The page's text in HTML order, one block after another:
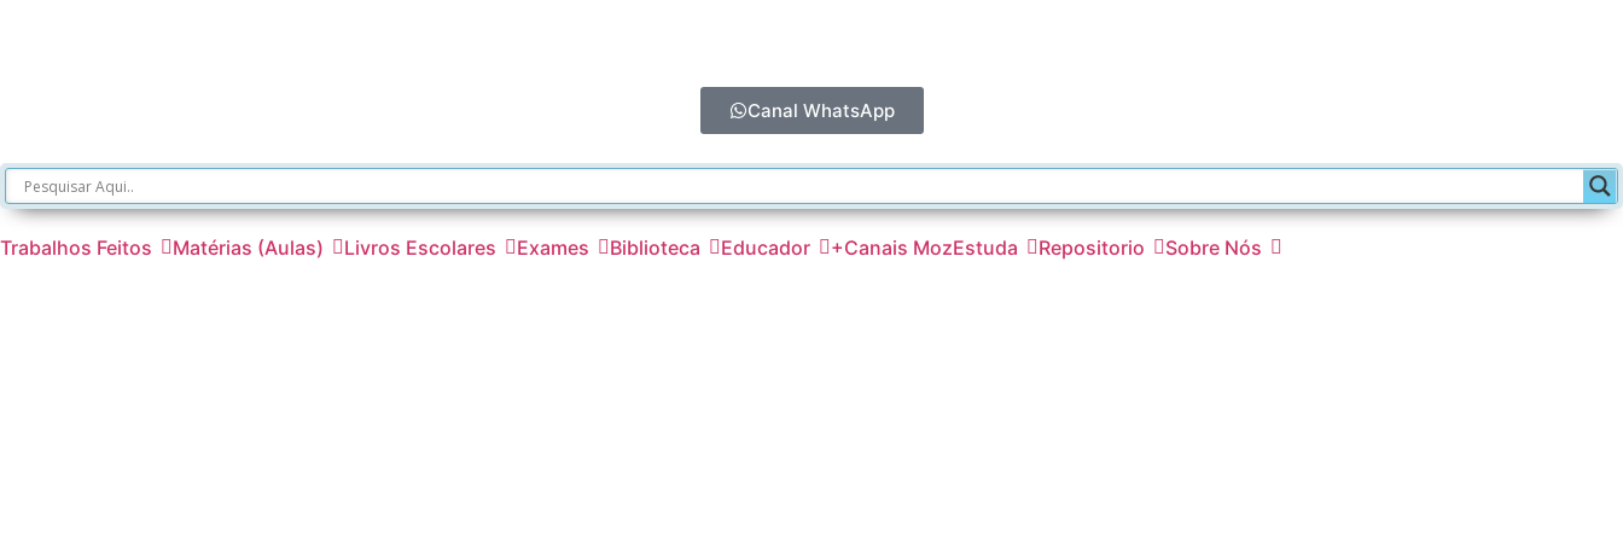
Canal WhatsApp
Trabalhos Feitos Matérias (Aulas) Livros Escolares Exames Biblioteca Educador +Canais MozEstuda Repositorio Sobre Nós